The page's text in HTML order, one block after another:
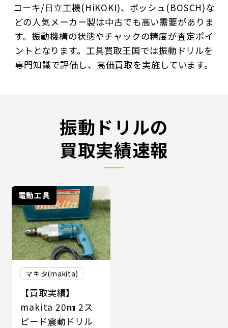
コーキ/日立工機(HiKOKI)、ボッシュ(BOSCH)な
どの人気メーカー製は中古でも高い需要がありま
す。振動機構の状態やチャックの精度が査定ポイ
ントとなります。工具買取王国では振動ドリルを
専門知識で評価し、高価買取を実施しています。
振動ドリルの
買取実績速報
電動工具
マキタ(makita)
【買取実績】
makita 20㎜ 2ス
ピード震動ドリル